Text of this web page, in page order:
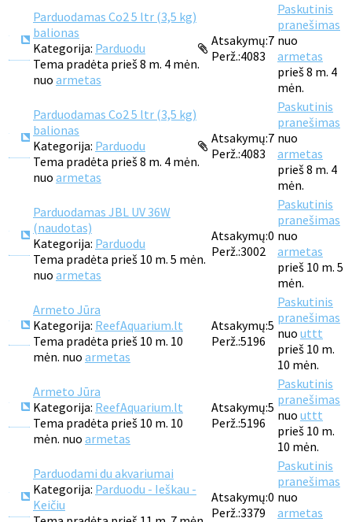
Parduodamas Co2 5 ltr (3,5 kg)
balionas
Kategorija: Parduodu
Tema pradėta prieš 8 m. 4 mėn.
nuo armetas
Atsakymų:7
Perž.:4083
Paskutinis
pranešimas
nuo
armetas
prieš 8 m. 4
mėn.
Parduodamas Co2 5 ltr (3,5 kg)
balionas
Kategorija: Parduodu
Tema pradėta prieš 8 m. 4 mėn.
nuo armetas
Atsakymų:7
Perž.:4083
Paskutinis
pranešimas
nuo
armetas
prieš 8 m. 4
mėn.
Parduodamas JBL UV 36W
(naudotas)
Kategorija: Parduodu
Tema pradėta prieš 10 m. 5 mėn.
nuo armetas
Atsakymų:0
Perž.:3002
Paskutinis
pranešimas
nuo
armetas
prieš 10 m. 5
mėn.
Armeto Jūra
Kategorija: ReefAquarium.lt
Tema pradėta prieš 10 m. 10
mėn. nuo armetas
Atsakymų:5
Perž.:5196
Paskutinis
pranešimas
nuo uttt
prieš 10 m.
10 mėn.
Armeto Jūra
Kategorija: ReefAquarium.lt
Tema pradėta prieš 10 m. 10
mėn. nuo armetas
Atsakymų:5
Perž.:5196
Paskutinis
pranešimas
nuo uttt
prieš 10 m.
10 mėn.
Parduodami du akvariumai
Kategorija: Parduodu - Ieškau -
Keičiu
Atsakymų:0
Perž.:3379
Paskutinis
pranešimas
nuo
armetas